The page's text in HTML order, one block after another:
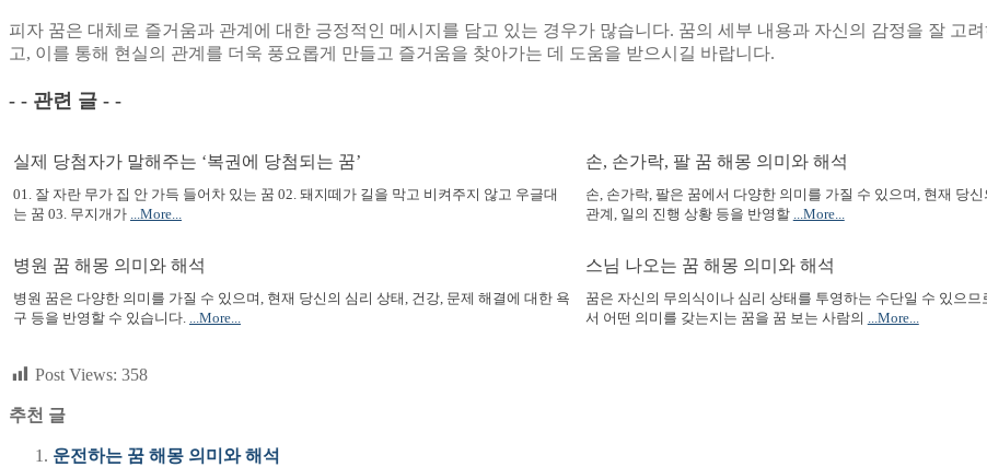
피자 꿈은 대체로 즐거움과 관계에 대한 긍정적인 메시지를 담고 있는 경우가 많습니다. 꿈의 세부 내용과 자신의 감정을 잘 고
고, 이를 통해 현실의 관계를 더욱 풍요롭게 만들고 즐거움을 찾아가는 데 도움을 받으시길 바랍니다.
- - 관련 글 - -
실제 당첨자가 말해주는 ‘복권에 당첨되는 꿈’
01. 잘 자란 무가 집 안 가득 들어차 있는 꿈 02. 돼지떼가 길을 막고 비켜주지 않고 우글대
는 꿈 03. 무지개가
...More...
손, 손가락, 팔 꿈 해몽 의미와 해석
손, 손가락, 팔은 꿈에서 다양한 의미를 가질 수 있으며, 현재 당
관계, 일의 진행 상황 등을 반영할
...More...
병원 꿈 해몽 의미와 해석
병원 꿈은 다양한 의미를 가질 수 있으며, 현재 당신의 심리 상태, 건강, 문제 해결에 대한 욕
구 등을 반영할 수 있습니다.
...More...
스님 나오는 꿈 해몽 의미와 해석
꿈은 자신의 무의식이나 심리 상태를 투영하는 수단일 수 있으므
서 어떤 의미를 갖는지는 꿈을 꿈 보는 사람의
...More...
Post Views: 358
추천 글
운전하는 꿈 해몽 의미와 해석